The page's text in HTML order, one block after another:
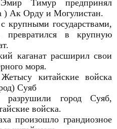
Тимур предпринял
) Ак Орду и Могулистан.
государствами,
в крупную
каганат расширил свои
моря.
китайские войска
Суяб
город Суяб,
войска.
произошло грандиозное